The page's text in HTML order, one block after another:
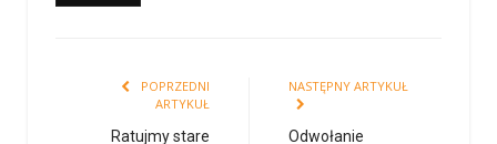
POPRZEDNI
ARTYKUŁ
Ratujmy stare
NASTĘPNY ARTYKUŁ
Odwołanie